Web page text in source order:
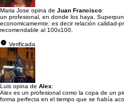
Maria Jose opina de Juan Francisco:
un profesional, en donde los haya.
economicamernte: es decir relación calidad-
recomendable al 100x100.
Verificada
Luis opina de Alex:
Alex es un profesional como la copa de un
forma perfecta en el tiempo que se había